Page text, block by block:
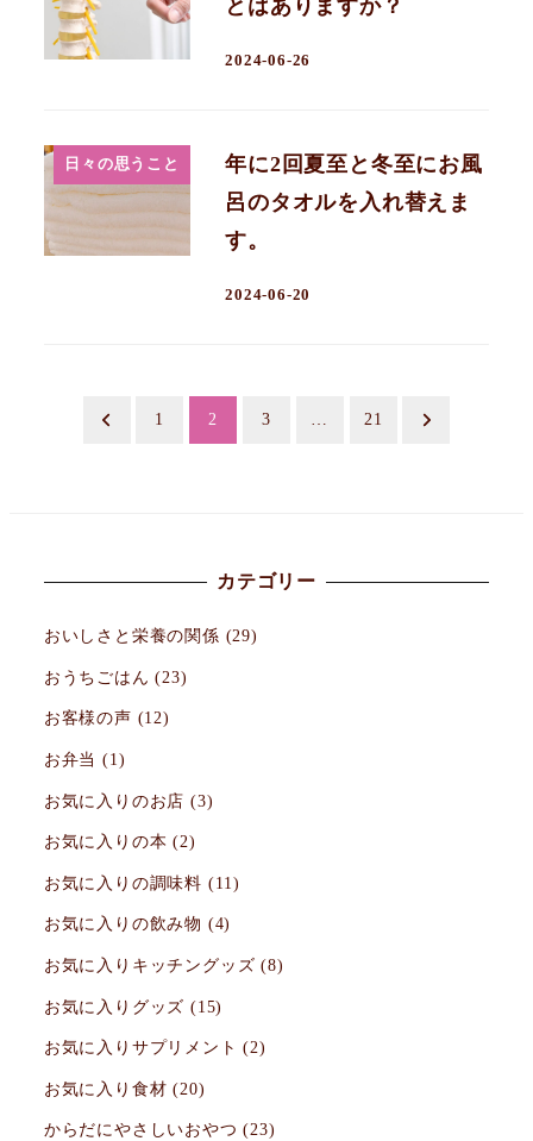
とはありますか？
2024-06-26
日々の思うこと
年に2回夏至と冬至にお風
呂のタオルを入れ替えま
す。
2024-06-20
ジ
送
り
1 2 3 21
カテゴリー
おいしさと栄養の関係 (29)
おうちごはん (23)
お客様の声 (12)
お弁当 (1)
お気に入りのお店 (3)
お気に入りの本 (2)
お気に入りの調味料 (11)
お気に入りの飲み物 (4)
お気に入りキッチングッズ (8)
お気に入りグッズ (15)
お気に入りサプリメント (2)
お気に入り食材 (20)
からだにやさしいおやつ (23)